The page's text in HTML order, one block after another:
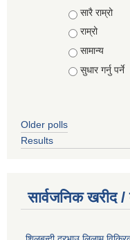
Choices
सारै राम्रो
राम्रो
सामान्य
सुधार गर्नु पर्ने
Older polls
Results
सार्वजनिक खरीद